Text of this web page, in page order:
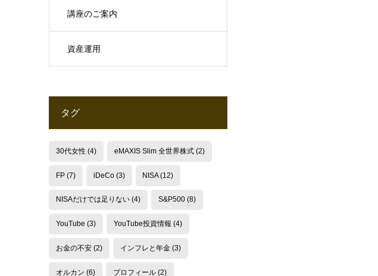
講座のご案内
資産運用
タグ
30代女性(4) eMAXIS Slim 全世界株式(2)
FP(7) iDeCo(3) NISA(12)
NISAだけでは足りない(4) S&P500(8)
YouTube (3) YouTube投資情報 (4)
お金の不安(2) インフレと年金(3)
オルカン (6) プロフィール(2)